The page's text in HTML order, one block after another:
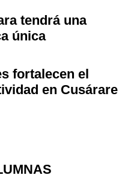
tendrá una
única
fortalecen el
en Cusárare